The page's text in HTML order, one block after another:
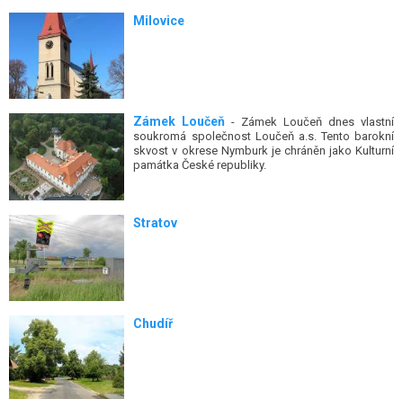
Milovice
Zámek Loučeň - Zámek Loučeň dnes vlastní
soukromá společnost Loučeň a.s. Tento barokní
skvost v okrese Nymburk je chráněn jako Kulturní
památka České republiky.
Stratov
Chudíř